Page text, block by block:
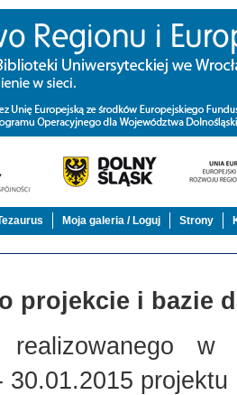
Moja galeria / Loguj Strony
projekcie i bazie
w
30.01.2015 projektu